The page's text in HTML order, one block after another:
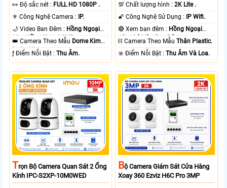
️👀 Độ sắc nét : FULL HD 1080P .
⚜️ Công Nghệ Camera :
IP.
🌙 Video Ban Đêm : Hồng Ngoại
10m Hồng Ngoại SMD.
👑 Camera Theo Mẫu Dome Kim
loại + Nhựa.
️ƒ Điểm Nỗi Bật :Thu Âm.
💯 Chất lượng hình :2K Lite .
🌠 Công Nghệ Sử Dụng :
IP Wifi.
🔴 Xem ban đêm : Hồng Ngoại
15m Có Màu Ban Ðêm.
⛓ Camera Theo MẫuThân Plastic.
️☣️ Điểm Nỗi Bật :Thu Âm Và Loa.
TRọn Bộ Camera Quan Sát 2 Ống
Kính IPC-S2XP-10M0WED
BỘ Camera Giám Sát Cửa Hàng
Xoay 360 Ezviz H6C Pro 3MP